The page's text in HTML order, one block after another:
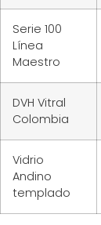
Serie 100
Línea
Maestro
DVH Vitral
Colombia
Vidrio
Andino
templado